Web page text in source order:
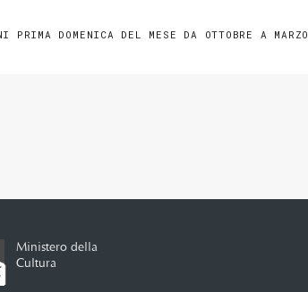
PRIMA DOMENICA DEL MESE DA OTTOBRE A MARZO
Ministero della
Cultura